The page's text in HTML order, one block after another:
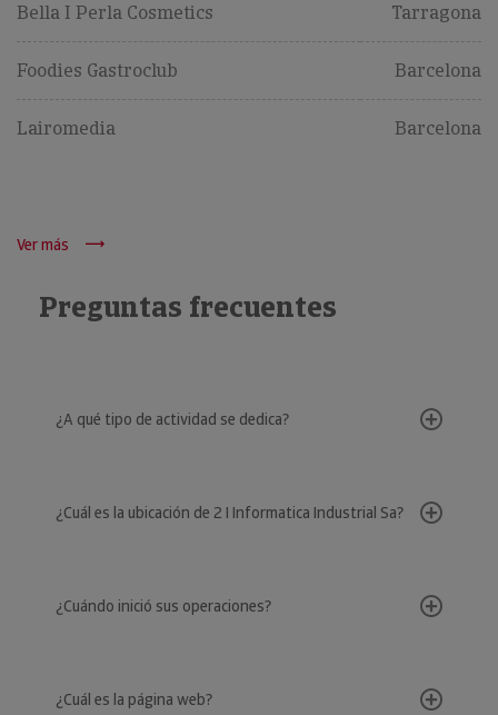
Bella I Perla Cosmetics Tarragona
Foodies Gastroclub Barcelona
Lairomedia Barcelona
Ver más
Preguntas frecuentes
¿A qué tipo de actividad se dedica?
¿Cuál es la ubicación de 2 I Informatica Industrial Sa?
¿Cuándo inició sus operaciones?
¿Cuál es la página web?